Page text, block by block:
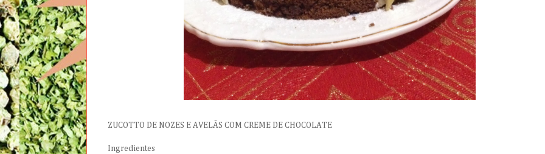
ZUCOTTO DE NOZES E AVELÃS COM CREME DE CHOCOLATE
Ingredientes